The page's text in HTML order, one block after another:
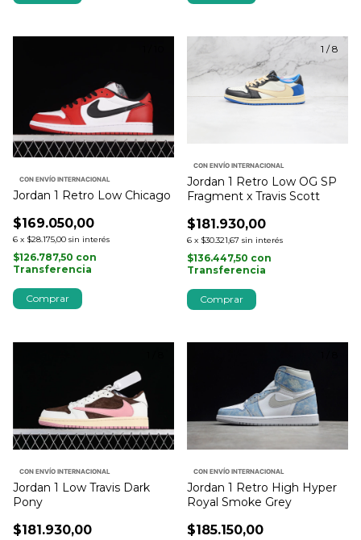
CON ENVÍO INTERNACIONAL
Jordan 1 Retro Low Chicago
$169.050,00
6 x $28.175,00 sin interés
$126.787,50 con
Transferencia
Comprar
1 /8
CON ENVÍO INTERNACIONAL
Jordan 1 Retro Low OG SP
Fragment x Travis Scott
$181.930,00
6 x $30.321,67 sin interés
$136.447,50 con
Transferencia
Comprar
CON ENVÍO INTERNACIONAL
Jordan 1 Low Travis Dark
Pony
$181.930,00
CON ENVÍO INTERNACIONAL
Jordan 1 Retro High Hyper
Royal Smoke Grey
$185.150,00